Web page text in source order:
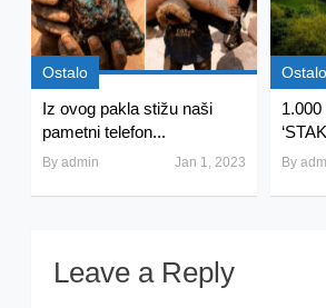
Ostalo
Iz ovog pakla stižu naši
pametni telefon...
By admin Jan 1, 2023
Ostalo
By
Leave a Reply